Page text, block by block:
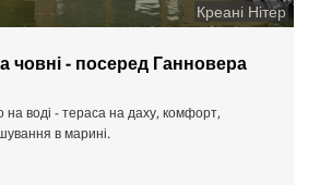
Креані Нітер
човні - посеред Ганновера
на воді - тераса на даху, комфорт,
в марині.